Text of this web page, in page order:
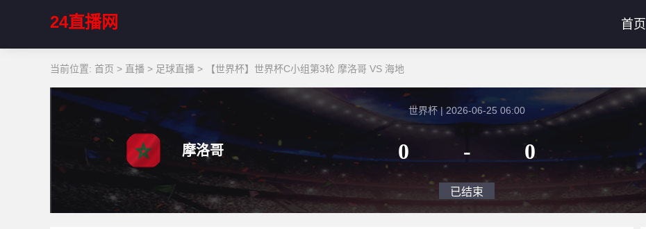
24直播网 首页
当前位置: 首页 > 直播 > 足球直播 > 【世界杯】世界杯C小组第3轮 摩洛哥 VS 海地
摩洛哥
世界杯 | 2026-06-25 06:00
0 - 0
已结束